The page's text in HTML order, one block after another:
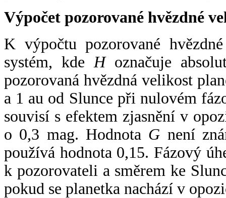
Výpočet pozorované hvězdné
K výpočtu pozorované
systém, kde Hoznačuje
pozorovaná hvězdná velikost
a 1 au od Slunce při nulovém
souvisí s efektem zjasnění v
o 0,3 mag. Hodnota G není
používá hodnota 0,15. Fázový
k pozorovateli a směrem ke
pokud se planetka nachází v